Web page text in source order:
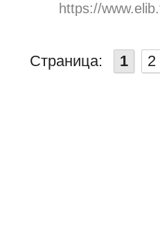
https://
Страница: 1 2